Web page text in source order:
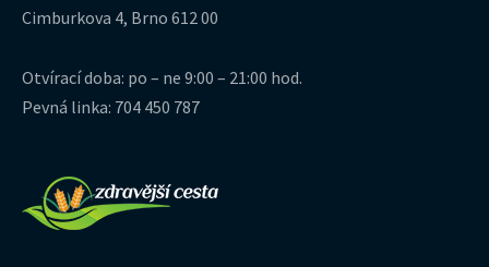
Cimburkova 4, Brno 612 00
Otvírací doba: po – ne 9:00 – 21:00 hod.
Pevná linka: 704 450 787